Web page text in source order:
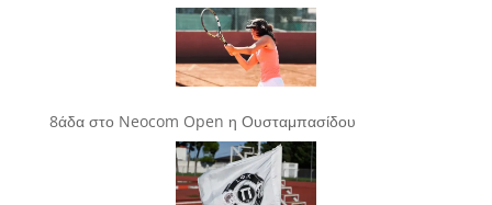
8άδα στο Neocom Open η Ουσταμπασίδου